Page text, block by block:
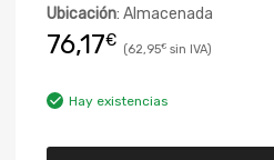
Ubicación: Almacenada
76,17€ 62,95€
Hay existencias